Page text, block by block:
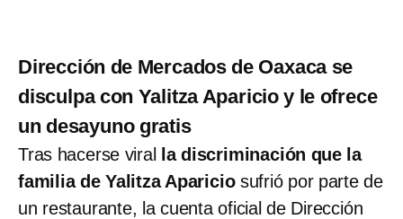
Dirección de Mercados de Oaxaca se
disculpa con Yalitza Aparicio y le ofrece
un desayuno gratis
Tras hacerse viral
la discriminación que la
familia de Yalitza Apariciosufrió por parte de
un restaurante, la cuenta oficial de Dirección